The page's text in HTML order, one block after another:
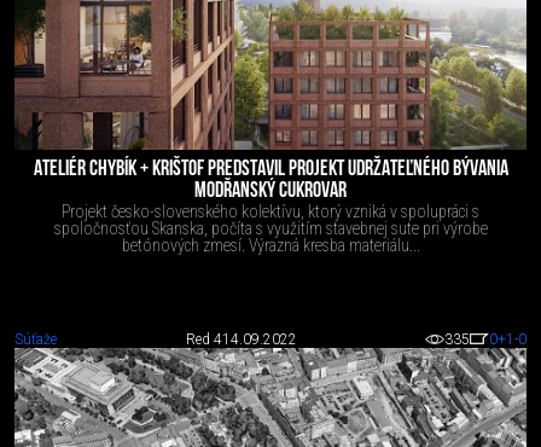
ATELIÉR CHYBÍK + KRIŠTOF PREDSTAVIL PROJEKT UDRŽATEĽNÉHO BÝVANIA
MODŘANSKÝ CUKROVAR
Projekt česko-slovenského kolektívu, ktorý vzniká v spolupráci s
spoločnosťou Skanska, počíta s využitím stavebnej sute pri výrobe
betónových zmesí. Výrazná kresba materiálu...
Súťaže Red 414.09.2022 335 0+1 -0